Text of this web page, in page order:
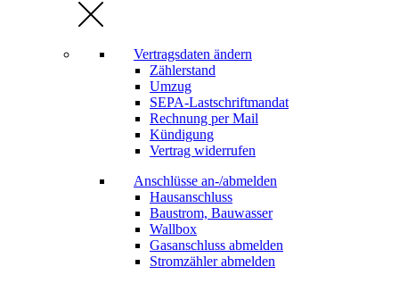
Vertragsdaten ändern
Zählerstand
Umzug
SEPA-Lastschriftmandat
Rechnung per Mail
Kündigung
Vertrag widerrufen
Anschlüsse an-/abmelden
Hausanschluss
Baustrom, Bauwasser
Wallbox
Gasanschluss abmelden
Stromzähler abmelden